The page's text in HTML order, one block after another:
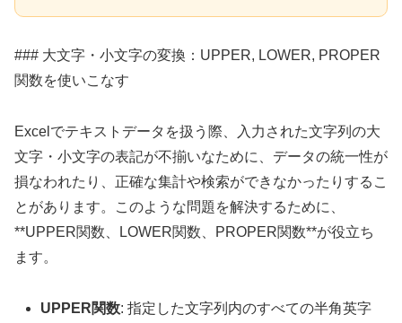
### 大文字・小文字の変換：UPPER, LOWER, PROPER
関数を使いこなす
Excelでテキストデータを扱う際、入力された文字列の大
文字・小文字の表記が不揃いなために、データの統一性が
損なわれたり、正確な集計や検索ができなかったりするこ
とがあります。このような問題を解決するために、
**UPPER関数、LOWER関数、PROPER関数**が役立ち
ます。
UPPER関数: 指定した文字列内のすべての半角英字